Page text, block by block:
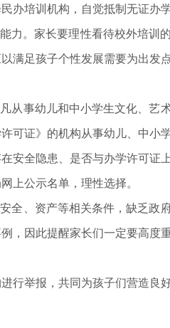
办培训机构，自觉抵制无证办学
力。家长要理性看待校外培训
满足孩子个性发展需要为出发
从事幼儿和中小学生文化、艺
可证》的机构从事幼儿、中小
安全隐患、是否与办学许可证
上公示名单，理性选择。
全、资产等相关条件，缺乏政
，因此提醒家长们一定要高度
行举报，共同为孩子们营造良